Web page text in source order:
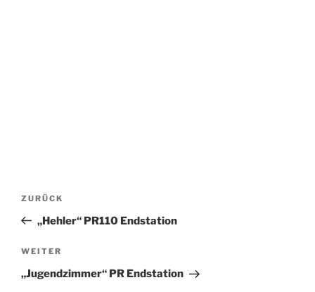
Beitragsnavigation
Vorheriger
Beitrag
ZURÜCK
„Hehler“ PR110 Endstation
Nächster
Beitrag
WEITER
„Jugendzimmer“ PR Endstation